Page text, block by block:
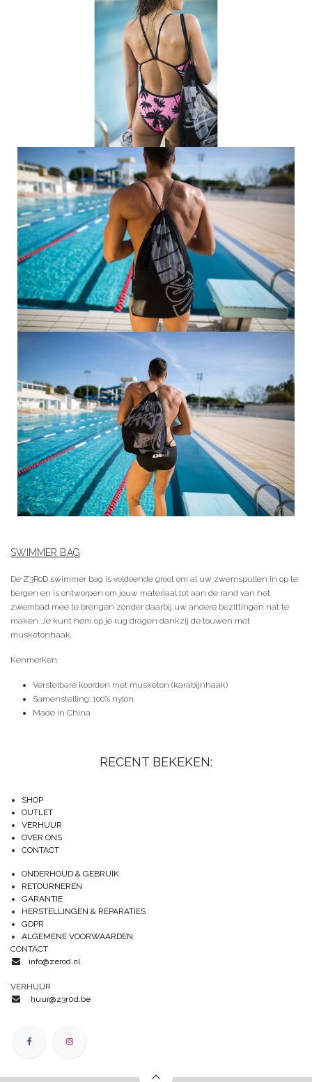
SWIMMER BAG
De Z3R0D swimmer bag is voldoende groot om al uw zwemspullen in op te
bergen en is ontworpen om jouw materiaal tot aan de rand van het
zwembad mee te brengen zonder daarbij uw andere bezittingen nat te
maken. Je kunt hem op je rug dragen dankzij de touwen met
musketonhaak.
Kenmerken:
Verstelbare koorden met musketon (karabijnhaak)
Samenstelling: 100% nylon
Made in China
RECENT BEKEKEN:
SHOP
OUTLET
VERHUUR
OVER ONS
CONTACT
ONDERHOUD & GEBRUIK
RETOURNEREN
GARANTIE
HERSTELLINGEN & REPARATIES
GDPR
ALGEMENE VOORWAARDEN
CONTACT
info@zerod.nl
VERHUUR
huur@z3r0d.be